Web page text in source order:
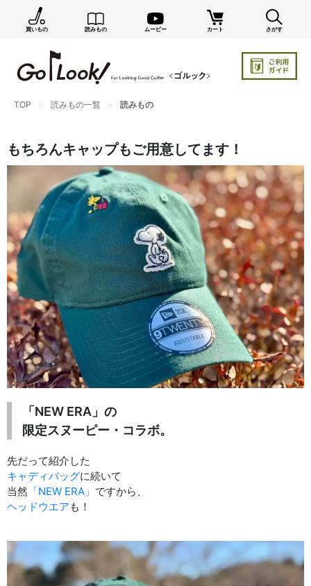
買いもの 読みもの ムービー カート さがす
TOP 読みもの一覧 読みもの
もちろんキャップもご用意してます！
「NEW ERA」の
限定スヌーピー・コラボ。
先だって紹介した
キャディバッグに続いて
当然 「NEW ERA」 ですから、
ヘッドウエア も！
×
GO/LOOK! からのお知らせ（受信設定）
新商品情報や編集部のオススメ、オトクな情報・買い
まだご登録でない方はぜひ！
編集部セレクトのスタイル提案・お得情報（ダイレクトメール）
カートに残っている商品のお知らせ（買い忘れ通知）
お知らせを受け取る
いつでもメール内のリンクから配信停止できます